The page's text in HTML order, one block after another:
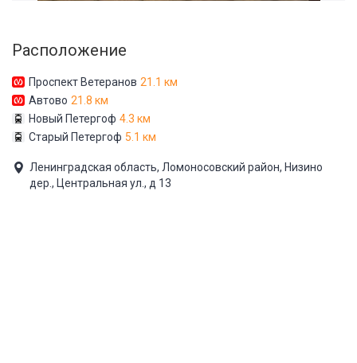
Расположение
Проспект Ветеранов 21.1 км
Автово 21.8 км
Новый Петергоф 4.3 км
Старый Петергоф 5.1 км
Ленинградская область, Ломоносовский район, Низино
дер., Центральная ул., д 13